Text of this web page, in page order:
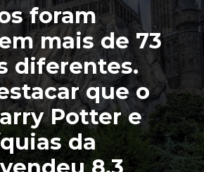
foram
mais de 73
diferentes.
que o
Potter e
da